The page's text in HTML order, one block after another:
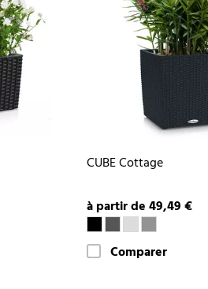
CUBE Cottage
à partir de 49,49 €
Comparer